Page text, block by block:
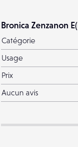
Bronica Zenzanon
Catégorie
Usage
Prix
Aucun avis